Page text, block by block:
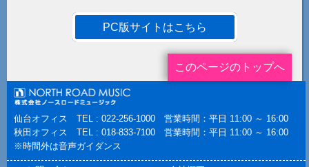
PC版サイトはこちら
このページのトップへ
仙台オフィス TEL : 022-256-1000 営業時間：平日 11:00 ～ 16:00
秋田オフィス TEL : 018-833-7100 営業時間：平日 11:00 ～ 16:00
※時間外は音声ガイダンス